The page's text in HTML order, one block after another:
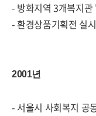
- 방화지역 3개복지
- 환경상품기획전 실시
2001년
- 서울시 사회복지 공